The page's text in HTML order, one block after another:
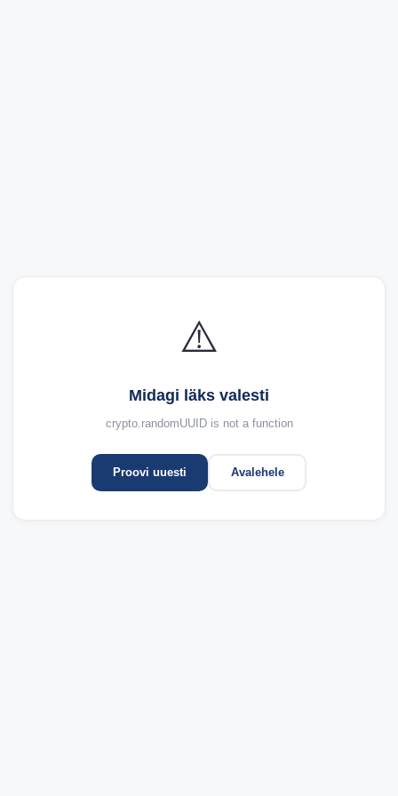
⚠️
Midagi läks valesti
crypto.randomUUID is not a function
Proovi uuesti Avalehele